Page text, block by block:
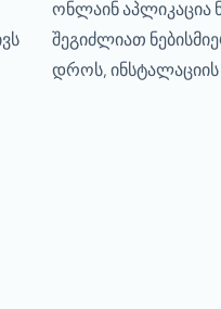
ონლაინ აპლიკაცია
შეგიძლიათ
დროს, ინსტალაციის